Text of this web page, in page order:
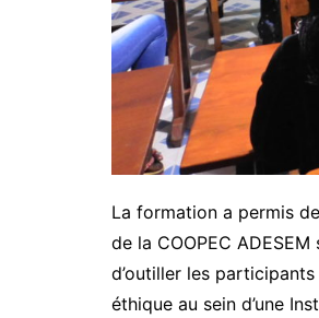
La formation a permis
de la COOPEC
d’outiller les
éthique au sein d’une